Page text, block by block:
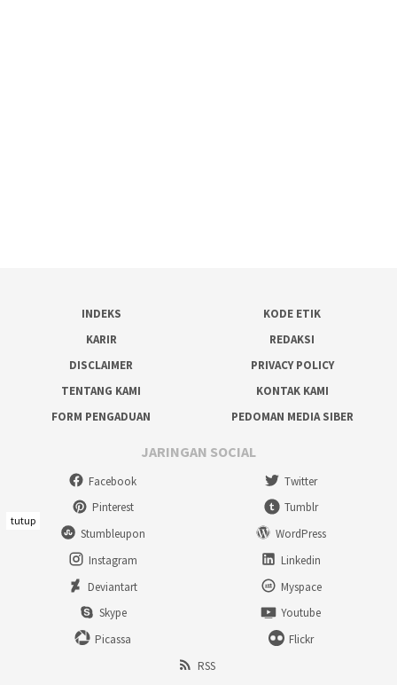
INDEKS
KODE ETIK
KARIR
REDAKSI
DISCLAIMER
PRIVACY POLICY
TENTANG KAMI
KONTAK KAMI
FORM PENGADUAN
PEDOMAN MEDIA SIBER
JARINGAN SOCIAL
Facebook
Twitter
Pinterest
Tumblr
Stumbleupon
WordPress
Instagram
Linkedin
Deviantart
Myspace
Skype
Youtube
Picassa
Flickr
RSS
tutup